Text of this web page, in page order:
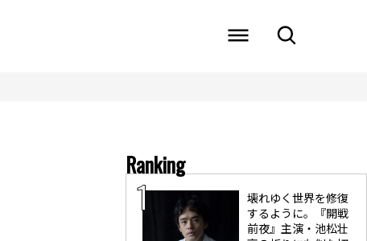
Ranking
壊れゆく世界を修復
するように。『開戦
前夜』主演・池松壮